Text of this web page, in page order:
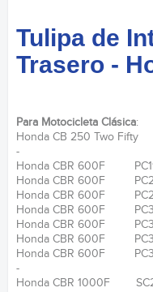
Tulipa de
Trasero -
Para Motocicleta Clásica:
Honda CB 250 Two
-
Honda CBR 600F
Honda CBR 600F
Honda CBR 600F
Honda CBR 600F
Honda CBR 600F
Honda CBR 600F
Honda CBR 600F
-
Honda CBR 1000F